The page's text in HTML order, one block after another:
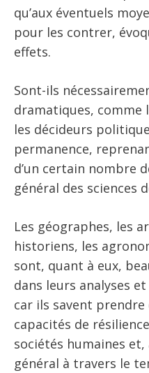
qu’aux éventuels
pour les contrer,
effets.
Sont-ils
dramatiques, comme
les décideurs
permanence,
d’un certain nombre
général des sciences
Les géographes, les
historiens, les
sont, quant à eux,
dans leurs analyses
car ils savent
capacités de
sociétés humaines et,
général à travers le